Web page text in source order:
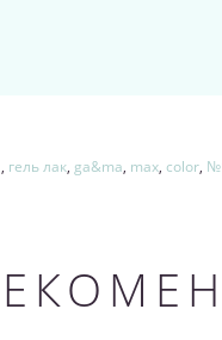
, гель лак, ga&ma, max, color,